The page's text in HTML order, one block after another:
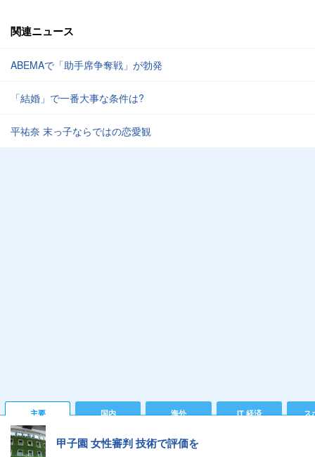
関連ニュース
ABEMAで「助手席争奪戦」が勃発
「結婚」で一番大事な条件は?
平祐奈 末っ子ならではの恋愛観
主要 国内 海外 IT 経済 ス
甲子園 女性審判 技術で評価を